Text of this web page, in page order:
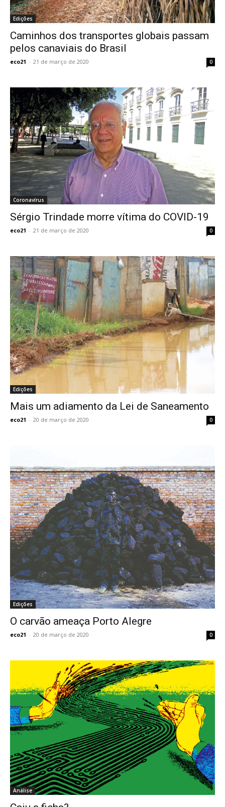
Edições
Caminhos dos transportes globais passam
pelos canaviais do Brasil
eco21 - 21 de março de 2020 0
Coronavírus
Sérgio Trindade morre vítima do COVID-19
eco21 - 21 de março de 2020 0
Edições
Mais um adiamento da Lei de Saneamento
eco21 - 20 de março de 2020 0
Edições
O carvão ameaça Porto Alegre
eco21 - 20 de março de 2020 0
Análise